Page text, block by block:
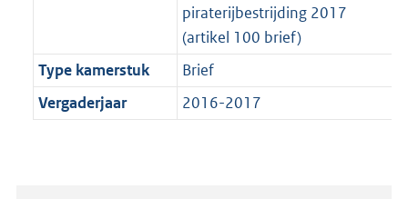
piraterijbestrijding 2017
(artikel 100 brief)
Type kamerstuk
Brief
Vergaderjaar
2016-2017